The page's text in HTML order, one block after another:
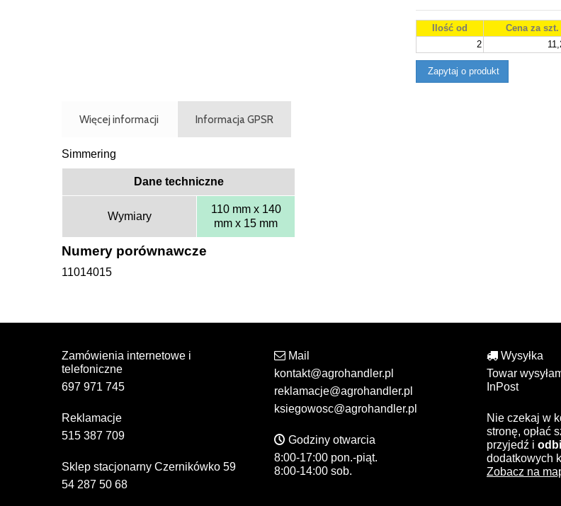
Ilość od Cena za szt.
2
Zapytaj o produkt
Więcej informacji Informacja GPSR
Simmering
Dane techniczne
Wymiary
110 mm x 140
mm x 15 mm
Numery porównawcze
11014015
Zamówienia internetowe i
telefoniczne
697 971 745
Reklamacje
515 387 709
Sklep stacjonarny Czernikówko 59
54 287 50 68
Mail
kontakt@agrohandler.pl
reklamacje@agrohandler.pl
ksiegowosc@agrohandler.pl
Godziny otwarcia
8:00-17:00 pon.-piąt.
8:00-14:00 sob.
Wysyłka
Towar
InPost
Nie czekaj w
stronę, opłać
przyjedź i
dodatkowych
Zobacz na